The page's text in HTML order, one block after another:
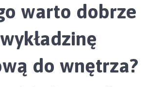
warto dobrze
do wnętrza?